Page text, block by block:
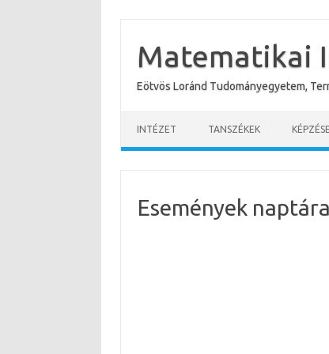
content
Matematikai
Eötvös Loránd Tudományegyetem,
INTÉZET TANSZÉKEK
Események naptára